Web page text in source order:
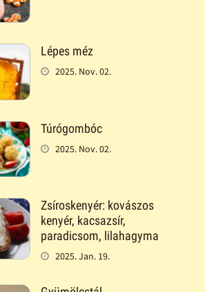
Lépes méz
2025. Nov. 02.
Túrógombóc
2025. Nov. 02.
Zsíroskenyér: kovászos
kenyér, kacsazsír,
paradicsom, lilahagyma
2025. Jan. 19.